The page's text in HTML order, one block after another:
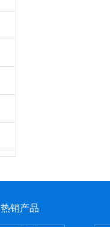
热销产品